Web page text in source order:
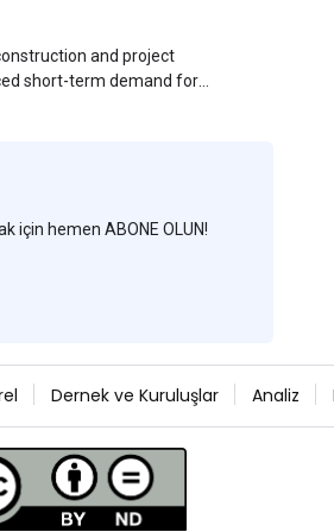
and project
short-term demand for
için hemen ABONE OLUN!
Dernek ve Kuruluşlar Analiz